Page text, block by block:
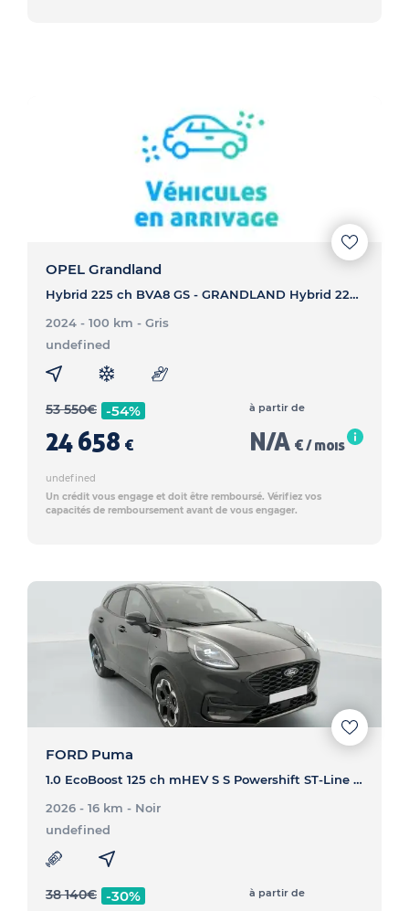
OPEL Grandland
Hybrid 225 ch BVA8 GS - GRANDLAND Hybrid 225 ch BVA8 GS
2024 - 100 km - Gris
undefined
53 550€ -54%
24 658 €
à partir de
N/A € / mois
undefined
Un crédit vous engage et doit être remboursé. Vérifiez vos
capacités de remboursement avant de vous engager.
FORD Puma
1.0 EcoBoost 125 ch mHEV S S Powershift ST-Line X - PUMA 1.0 EcoBoost 125 ch mHEV S S Powershift ST-Line X
2026 - 16 km - Noir
undefined
38 140€ -30% à partir de